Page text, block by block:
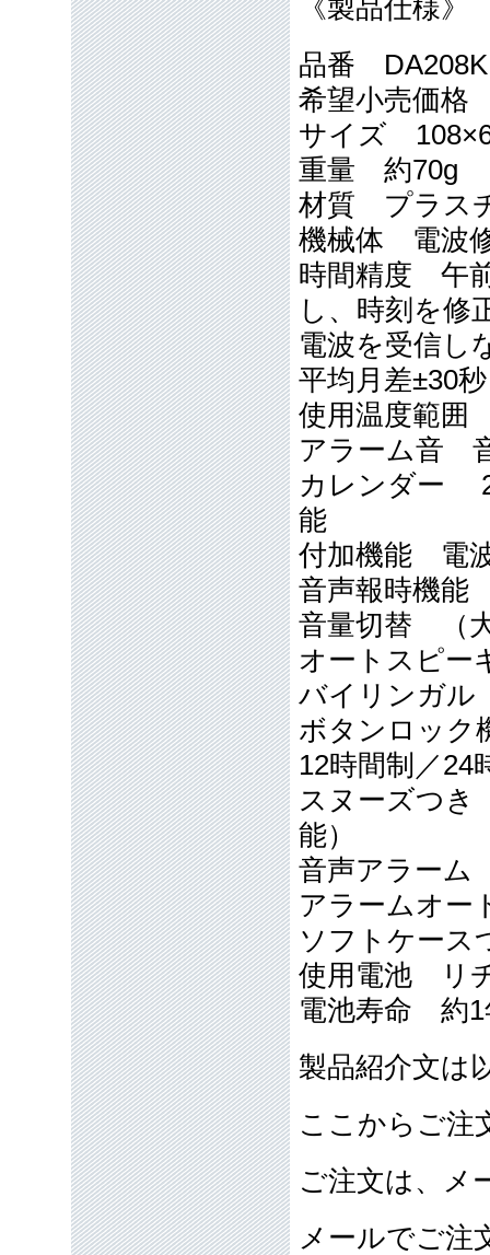
《製品仕様》
品番 DA208K
希望小売価格
サイズ
重量 約70g
材質 プラス
機械体 電波
時間精度 午
し、時刻
電波を受信し
平均月差±30
使用温度範
アラーム音
カレンダー
能
付加機能 電
音声報時機能
音量切替 （
オートスピー
バイリンガル
ボタンロック
12時間制／24
スヌーズつき
能）
音声アラー
アラームオー
ソフトケース
使用電池 リ
電池寿命 約1
製品紹介文は
ここからご注
ご注文は、メ
メールでご注